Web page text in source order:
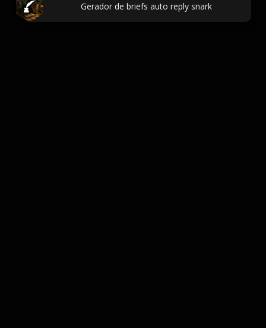
Gerador de briefs auto reply snark